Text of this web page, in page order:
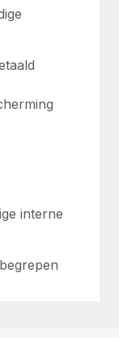
interne